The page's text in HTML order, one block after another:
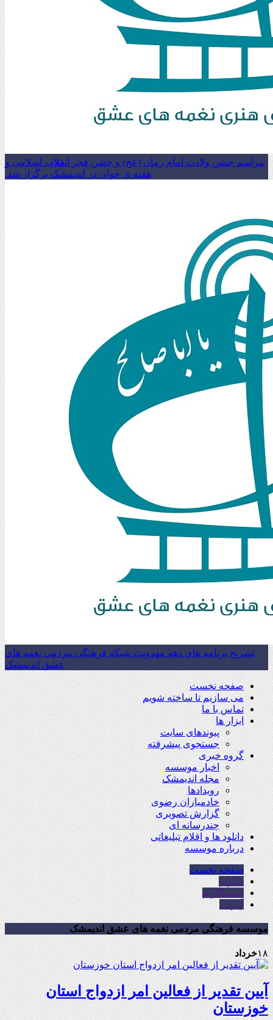
مراسم جشن ولادت امام زمان (عج) و جشن فجر انقلاب اسلامی و
هفته ی جوان در اندیمشک برگزار شد.
تشریح برنامه های دهه مهدویت شبکه فرهنگی مردمی نغمه های
عشق اندیمشک
صفحه نخست
می سازیم تا ساخته شویم
تماس با ما
ابزار ها
پیوندهای سایت
جستجوی پیشرفته
گروه خبری
اخبار موسسه
مجله اندیمشک
رویدادها
خادمیاران رضوی
گزارش تصویری
چندرسانه ای
دانلود ها و اقلام تبلیغاتی
درباره موسسه
صفحه نخست
تلگرام
اینستاگرام
آپارات
موسسه فرهنگی مردمی نغمه های عشق اندیمشک
۱۸خرداد
آیین تقدیر از فعالین امر ازدواج استان
خوزستان